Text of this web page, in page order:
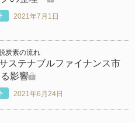
2021年7月1日
炭素の流れ
ステナブルファイナンス市
影響
2021年6月24日